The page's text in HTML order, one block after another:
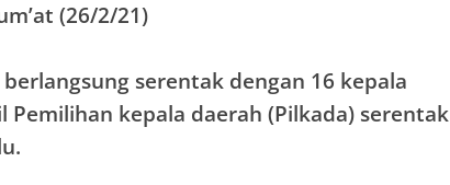
(26/2/21)
serentak dengan 16 kepala
Pemilihan kepala daerah (Pilkada) serentak